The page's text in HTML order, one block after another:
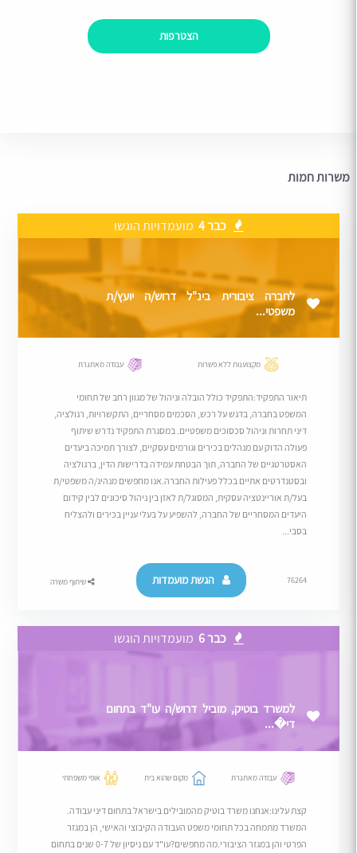
הצטרפות
משרות חמות
כבר 4 מועמדויות הוגשו
לחברה ציבורית בינ"ל דרוש/ה יועץ/ת
משפטי...
מקצוענות ללא פשרות עבודה מאתגרת
תיאור התפקיד:התפקיד כולל הובלה וניהול של מגוון רחב של תחומי
המשפט בחברה, בדגש על רכש, הסכמים מסחריים, התקשרויות, רגולציה,
דיני תחרות וניהול סכסוכים משפטיים. במסגרת התפקיד נדרש שיתוף
פעולה הדוק עם מנהלים בכירים וגורמים עסקיים, לצורך תמיכה ביעדים
האסטרטגיים של החברה, תוך הבטחת עמידה בדרישות הדין, ברגולציה
ובסטנדרטים אתיים בכלל פעילות החברה.אנו מחפשים מנהיג/ה משפטי/ת
בעל/ת אוריינטציה עסקית, המסוגל/ת לאזן בין ניהול סיכונים לבין קידום
היעדים המסחריים של החברה, להשפיע על בעלי עניין בכירים ולהצליח
בסבי...
76264 הגשת מועמדות שיתוף משרה
כבר 6 מועמדויות הוגשו
למשרד בוטיק, מוביל דרוש/ה עו"ד בתחום
די�...
עבודה מאתגרת מקום שהוא בית אופי משפחתי
קצת עלינו:אנחנו משרד בוטיק מהמובילים בישראל בתחום דיני עבודה.
המשרד מתמחה בכל תחומי משפט העבודה הקיבוצי והאישי, הן במגזר
הפרטי והן במגזר הציבורי.מה מחפשים?עו"ד עם ניסיון של 0-7 שנים בתחום